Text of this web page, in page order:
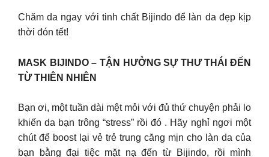
Chăm da ngay với tinh chất Bijindo để làn da đẹp kịp
thời đón tết!
MASK BIJINDO – TẬN HƯỞNG SỰ THƯ THÁI ĐẾN
TỪ THIÊN NHIÊN
Bạn ơi, một tuần dài mệt mỏi với đủ thứ chuyện phải lo
khiến da bạn trông “stress” rồi đó . Hãy nghỉ ngơi một
chút để boost lại vẻ trẻ trung căng mịn cho làn da của
bạn bằng đại tiệc mặt nạ đến từ Bijindo, rồi mình